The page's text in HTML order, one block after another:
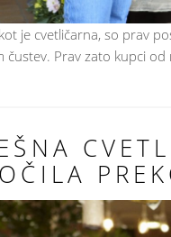
je cvetličarna, so prav
čustev. Prav zato kupci